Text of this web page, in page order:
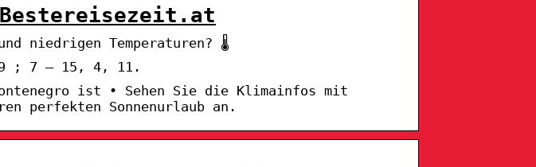
Bestereisezeit.at
niedrigen Temperaturen? 🌡️
9 ; 7 – 15, 4, 11.
ist • Sehen Sie die Klimainfos mit
perfekten Sonnenurlaub an.